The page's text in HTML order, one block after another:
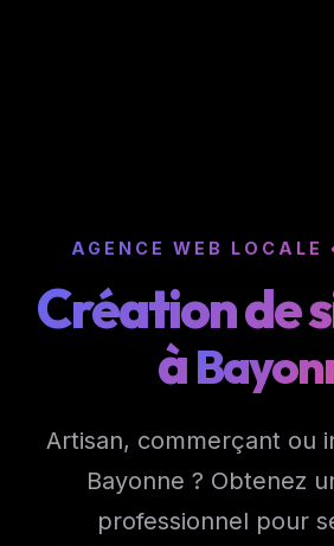
AGENCE WEB LOCALE
Création de
à
Artisan, commerçant ou
Bayonne ? Obtenez
professionnel pour